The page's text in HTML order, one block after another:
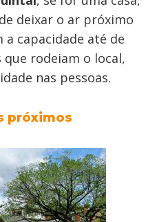
deixar o ar próximo
capacidade até de
rodeiam o local,
nas pessoas.
próximos